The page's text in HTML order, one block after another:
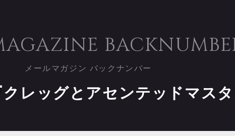
メールマガジン バックナンバー
レッグとアセンテッドマスタ